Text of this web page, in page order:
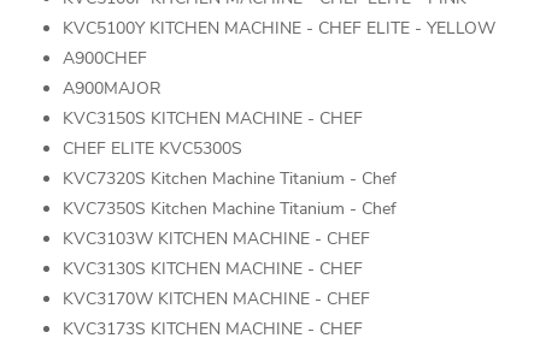
KVC5100Y KITCHEN MACHINE - CHEF ELITE - YELLOW
A900CHEF
A900MAJOR
KVC3150S KITCHEN MACHINE - CHEF
CHEF ELITE KVC5300S
KVC7320S Kitchen Machine Titanium - Chef
KVC7350S Kitchen Machine Titanium - Chef
KVC3103W KITCHEN MACHINE - CHEF
KVC3130S KITCHEN MACHINE - CHEF
KVC3170W KITCHEN MACHINE - CHEF
KVC3173S KITCHEN MACHINE - CHEF